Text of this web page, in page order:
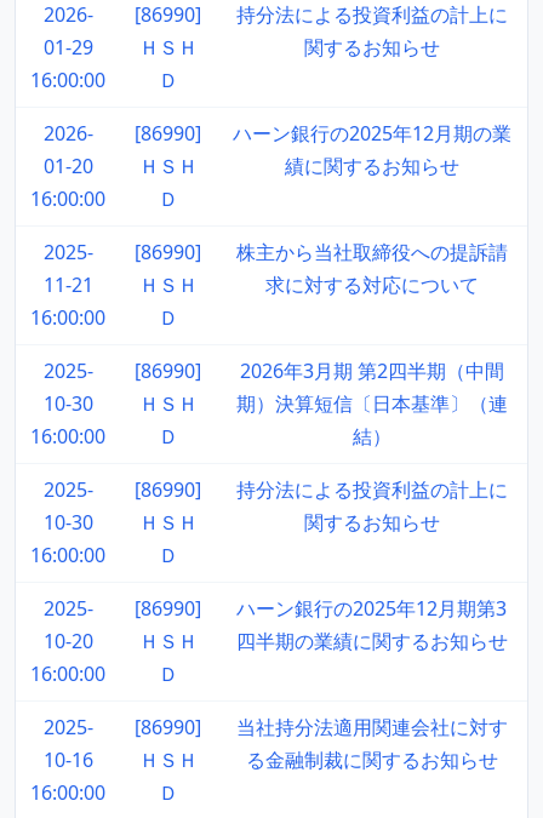
2026-
01-29
16:00:00
[86990]
ＨＳＨ
Ｄ
持分法による投資利益の計上に
関するお知らせ
2026-
01-20
16:00:00
[86990]
ＨＳＨ
Ｄ
ハーン銀行の2025年12月期の業
績に関するお知らせ
2025-
11-21
16:00:00
[86990]
ＨＳＨ
Ｄ
株主から当社取締役への提訴請
求に対する対応について
2025-
10-30
16:00:00
[86990]
ＨＳＨ
Ｄ
2026年3月期 第2四半期（中間
期）決算短信〔日本基準〕（連
結）
2025-
10-30
16:00:00
[86990]
ＨＳＨ
Ｄ
持分法による投資利益の計上に
関するお知らせ
2025-
10-20
16:00:00
[86990]
ＨＳＨ
Ｄ
ハーン銀行の2025年12月期第3
四半期の業績に関するお知らせ
2025-
10-16
16:00:00
[86990]
ＨＳＨ
Ｄ
当社持分法適用関連会社に対す
る金融制裁に関するお知らせ